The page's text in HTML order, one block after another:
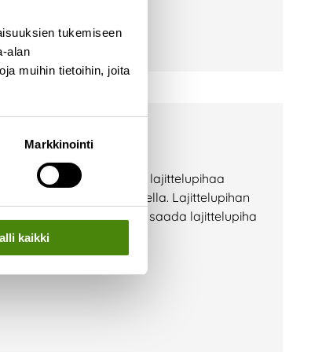
tukemiseen
alan
muihin tietoihin, joita
Markkinointi
kaikki
Merijärvellä. Merijärven lajittelupihaa
Merijärventien varrella. Lajittelupihan
Tavoitteenamme on saada lajittelupiha